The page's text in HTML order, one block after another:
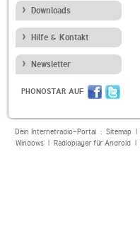
Downloads
Hilfe & Kontakt
Newsletter
PHONOSTAR AUF
Dein Internetradio-Portal : Sitemap|
Windows| Radioplayer für Android|